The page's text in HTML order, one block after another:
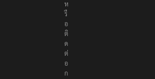
า
ว
ห
รื
อ
ติ
ด
ต่